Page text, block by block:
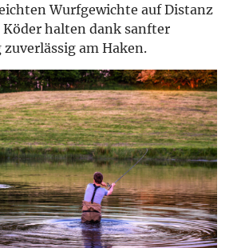
Wurfgewichte auf Distanz
halten dank sanfter
am Haken.